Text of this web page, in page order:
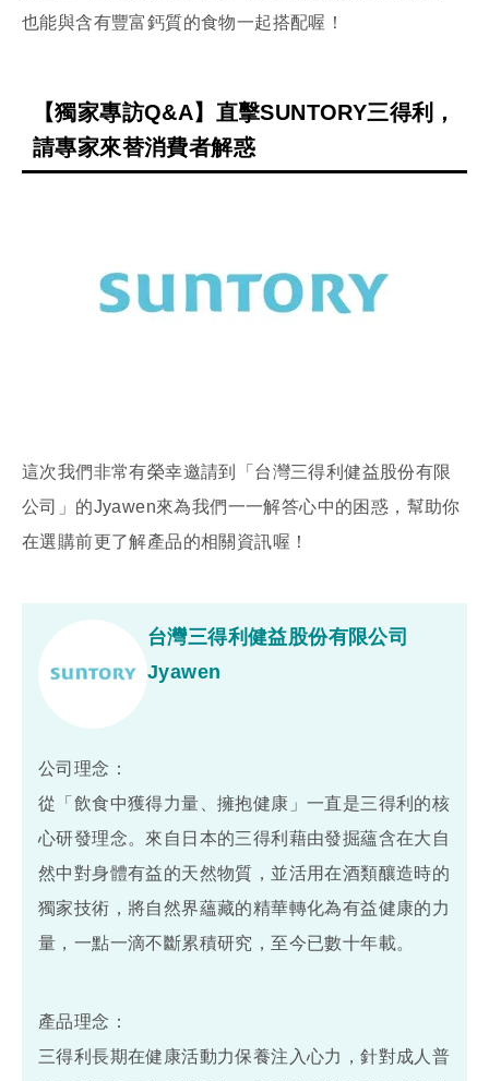
也能與含有豐富鈣質的食物一起搭配喔！
【獨家專訪Q&A】直擊SUNTORY三得利，
請專家來替消費者解惑
這次我們非常有榮幸邀請到「台灣三得利健益股份有限
公司」的Jyawen來為我們一一解答心中的困惑，幫助你
在選購前更了解產品的相關資訊喔！
台灣三得利健益股份有限公司
Jyawen
公司理念：
從「飲食中獲得力量、擁抱健康」一直是三得利的核
心研發理念。來自日本的三得利藉由發掘蘊含在大自
然中對身體有益的天然物質，並活用在酒類釀造時的
獨家技術，將自然界蘊藏的精華轉化為有益健康的力
量，一點一滴不斷累積研究，至今已數十年載。
產品理念：
三得利長期在健康活動力保養注入心力，針對成人普